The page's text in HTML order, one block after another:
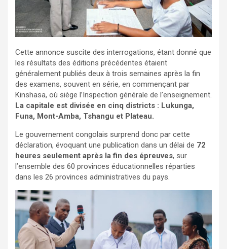
Cette annonce suscite des interrogations, étant donné que
les résultats des éditions précédentes étaient
généralement publiés deux à trois semaines après la fin
des examens, souvent en série, en commençant par
Kinshasa, où siège l’Inspection générale de l’enseignement.
La capitale est divisée en cinq districts : Lukunga,
Funa, Mont-Amba, Tshangu et Plateau.
Le gouvernement congolais surprend donc par cette
déclaration, évoquant une publication dans un délai de 72
heures seulement après la fin des épreuves, sur
l’ensemble des 60 provinces éducationnelles réparties
dans les 26 provinces administratives du pays.